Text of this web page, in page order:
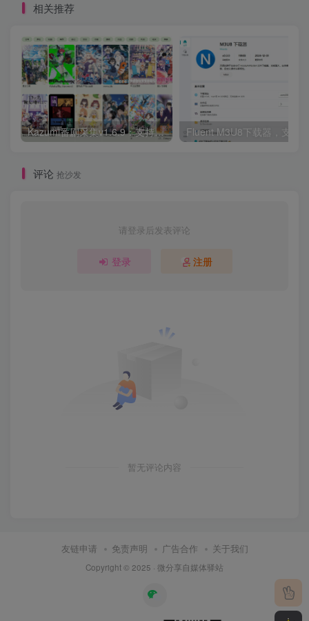
相关推荐
Kazumi番剧采集v1.6.9：支持自定义规则+在线观看+弹幕，跨平台下载 Fluent M3U8下载器，支持
评论 抢沙发
请登录后发表评论
登录 注册
暂无评论内容
友链申请 免责声明 广告合作 关于我们
Copyright © 2025 · 微分享自媒体驿站